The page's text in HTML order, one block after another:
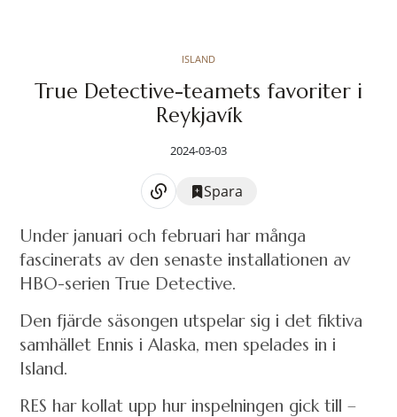
ISLAND
True Detective-teamets favoriter i
Reykjavík
2024-03-03
Spara
Under januari och februari har många
fascinerats av den senaste installationen av
HBO-serien True Detective.
Den fjärde säsongen utspelar sig i det fiktiva
samhället Ennis i Alaska, men spelades in i
Island.
RES har kollat upp hur inspelningen gick till –